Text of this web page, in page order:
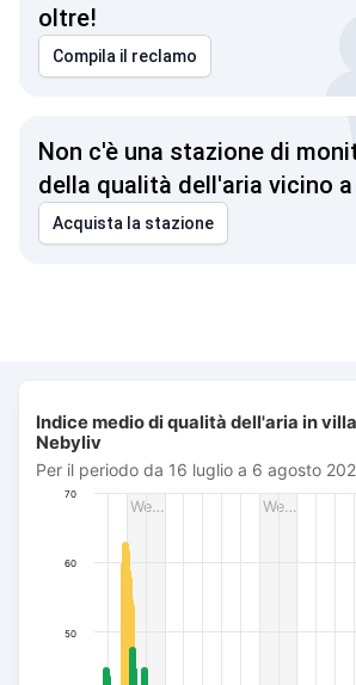
oltre!
Compila il reclamo
Non c'è una stazione di
della qualità dell'aria vicino
Acquista la stazione
Bar chart with 496 bars.
Per il periodo da 16 luglio a 6 agosto
The chart has 1 X axis displaying
The chart has 1 Y axis displaying AQI
We…
We…
Indice medio di qualità dell'aria in
Nebyliv
Per il periodo da 16 luglio a 6 agosto
50
60
70